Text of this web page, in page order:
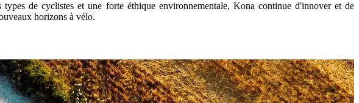
de cyclistes et une forte éthique environnementale, Kona continue d'innover et de
horizons à vélo.